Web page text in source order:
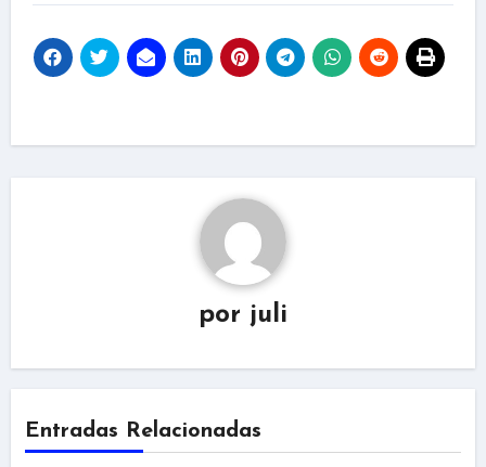
por juli
Entradas Relacionadas